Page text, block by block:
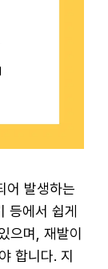
어 발생하는
등에서 쉽게
으며, 재발이
합니다. 지